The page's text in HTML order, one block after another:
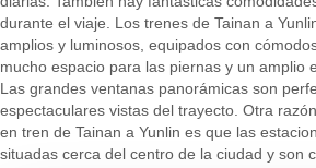
durante el viaje. Los trenes de Tainan a
amplios y luminosos, equipados con
mucho espacio para las piernas y un amplio
Las grandes ventanas panorámicas son
espectaculares vistas del trayecto. Otra
en tren de Tainan a Yunlin es que las
situadas cerca del centro de la ciudad y son